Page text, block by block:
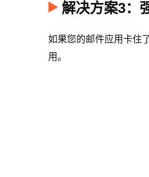
解决方案3：
如果您的邮件应用卡住
用。